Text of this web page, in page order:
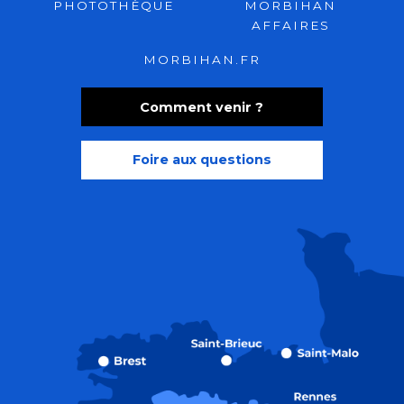
Comment venir ?
Foire aux questions
PHOTOTHÈQUE
MORBIHAN
AFFAIRES
MORBIHAN.FR